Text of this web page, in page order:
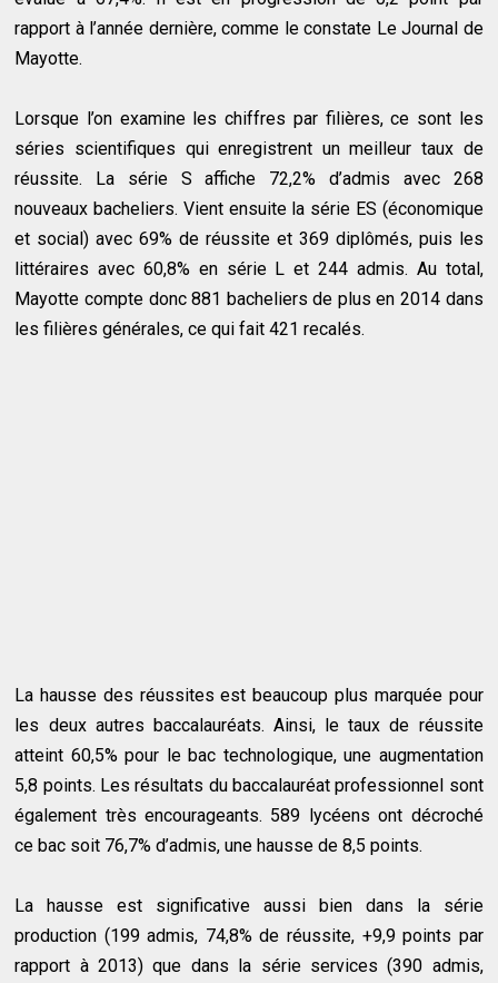
rapport à l’année dernière, comme le constate Le Journal de
Mayotte.
Lorsque l’on examine les chiffres par filières, ce sont les
séries scientifiques qui enregistrent un meilleur taux de
réussite. La série S affiche 72,2% d’admis avec 268
nouveaux bacheliers. Vient ensuite la série ES (économique
et social) avec 69% de réussite et 369 diplômés, puis les
littéraires avec 60,8% en série L et 244 admis. Au total,
Mayotte compte donc 881 bacheliers de plus en 2014 dans
les filières générales, ce qui fait 421 recalés.
La hausse des réussites est beaucoup plus marquée pour
les deux autres baccalauréats. Ainsi, le taux de réussite
atteint 60,5% pour le bac technologique, une augmentation
5,8 points. Les résultats du baccalauréat professionnel sont
également très encourageants. 589 lycéens ont décroché
ce bac soit 76,7% d’admis, une hausse de 8,5 points.
La hausse est significative aussi bien dans la série
production (199 admis, 74,8% de réussite, +9,9 points par
rapport à 2013) que dans la série services (390 admis,